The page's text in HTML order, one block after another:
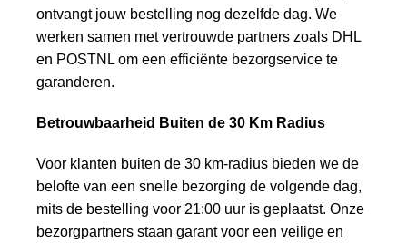
ontvangt jouw bestelling nog dezelfde dag. We
werken samen met vertrouwde partners zoals DHL
en POSTNL om een efficiënte bezorgservice te
garanderen.
Betrouwbaarheid Buiten de 30 Km Radius
Voor klanten buiten de 30 km-radius bieden we de
belofte van een snelle bezorging de volgende dag,
mits de bestelling voor 21:00 uur is geplaatst. Onze
bezorgpartners staan garant voor een veilige en